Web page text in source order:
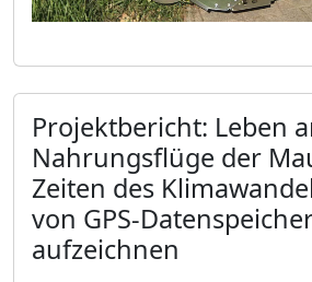
Projektbericht: Leben
Nahrungsflüge der
Zeiten des
von GPS-
aufzeichnen